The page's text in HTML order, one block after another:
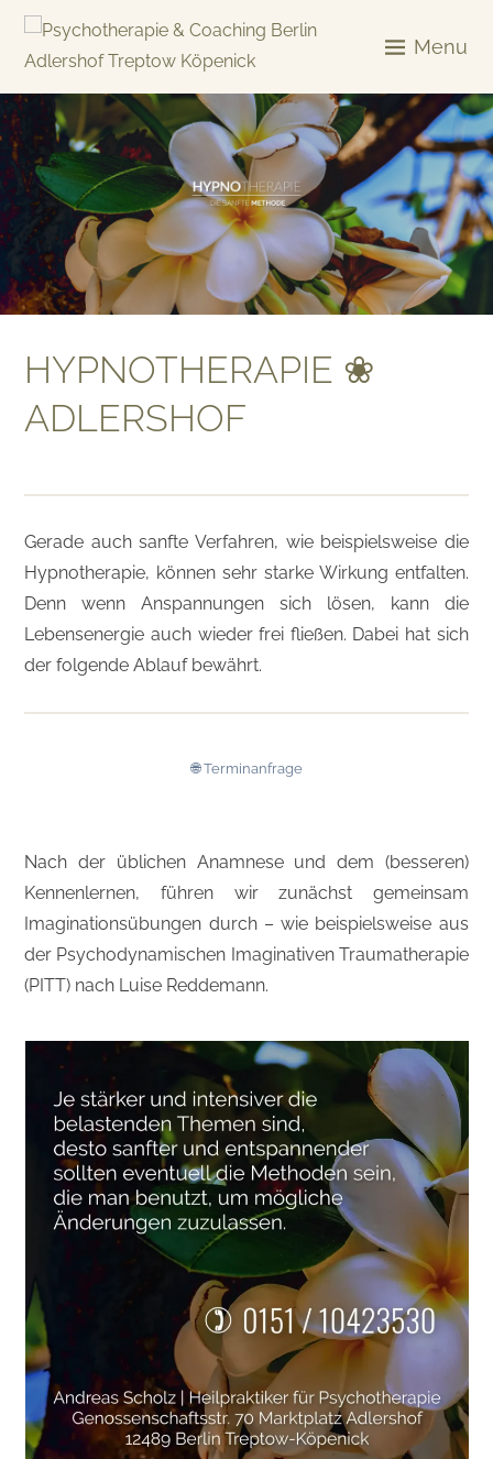
Skip
KREATIV & GELÖST
Menu
HYPNOTHERAPIE ❀
ADLERSHOF
Gerade auch sanfte Verfahren, wie beispielsweise die
Hypnotherapie, können sehr starke Wirkung entfalten.
Denn wenn Anspannungen sich lösen, kann die
Lebensenergie auch wieder frei fließen. Dabei hat sich
der folgende Ablauf bewährt.
🌐 Terminanfrage
Nach der üblichen Anamnese und dem (besseren)
Kennenlernen, führen wir zunächst gemeinsam
Imaginationsübungen durch – wie beispielsweise aus
der Psychodynamischen Imaginativen Traumatherapie
(PITT) nach Luise Reddemann.